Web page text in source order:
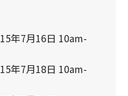
年7月16日 10am-
年7月18日 10am-